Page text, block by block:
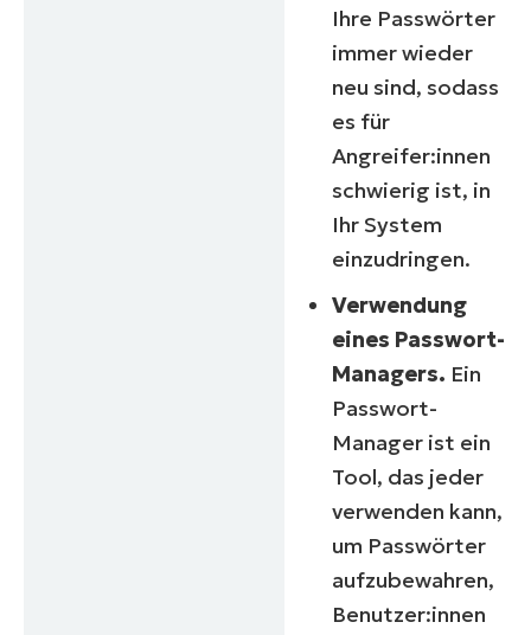
Ihre Passwörter
immer wieder
neu sind, sodass
es für
Angreifer:innen
schwierig ist, in
Ihr System
einzudringen.
Verwendung
eines Passwort-
Managers. Ein
Passwort-
Manager ist ein
Tool, das jeder
verwenden kann,
um Passwörter
aufzubewahren,
Benutzer:innen